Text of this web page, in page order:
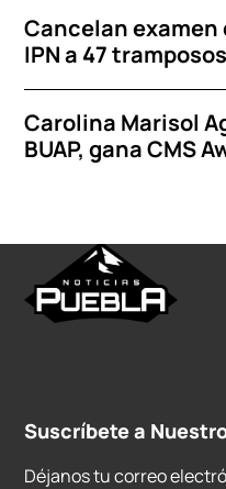
Cancelan examen
IPN a 47 tramposos
Carolina Marisol
BUAP, gana CMS
Suscríbete a
Déjanos tu correo